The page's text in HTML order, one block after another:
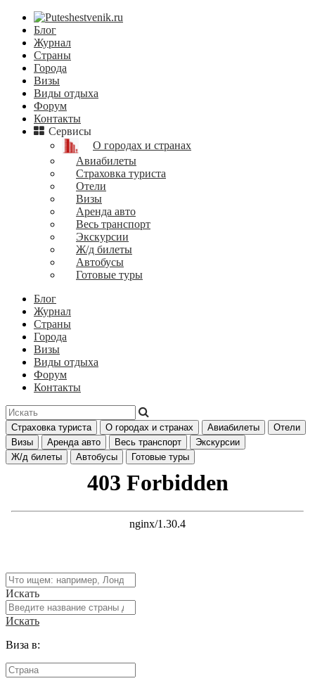
Блог
Журнал
Страны
Города
Визы
Виды отдыха
Форум
Контакты
Сервисы
О городах и странах
Авиабилеты
Страховка туриста
Отели
Визы
Аренда авто
Весь транспорт
Экскурсии
Ж/д билеты
Автобусы
Готовые туры
Блог
Журнал
Страны
Города
Визы
Виды отдыха
Форум
Контакты
Страховка туриста О городах и странах Авиабилеты
Отели
Визы
Аренда авто Весь транспорт
Экскурсии
Ж/д билеты
Автобусы Готовые туры
Искать
Искать
Виза в: